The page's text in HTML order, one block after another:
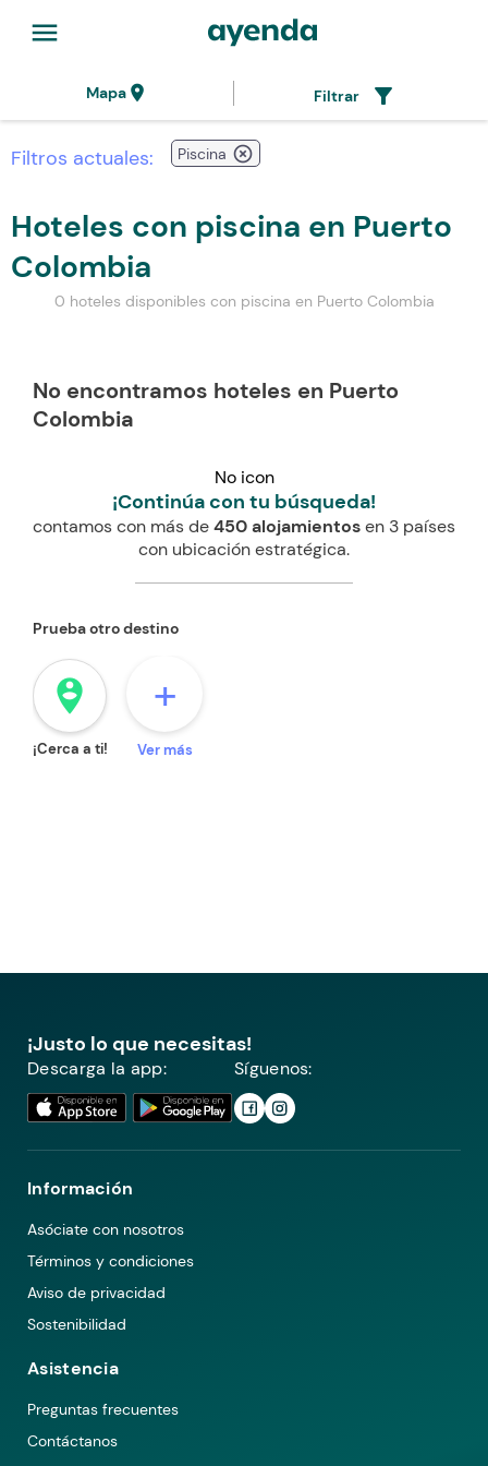
menu
Mapalocation_on Filtrar filter_alt
Filtros actuales: Piscina highlight_off
Hoteles con piscina en Puerto
Colombia
0 hoteles disponibles con piscina en Puerto Colombia
No encontramos hoteles en Puerto
Colombia
No icon
¡Continúa con tu búsqueda!
contamos con más de450 alojamientosen 3 países
con ubicación estratégica.
Prueba otro destino
person_pin_circle
¡Cerca a ti!
+
Ver más
¡Justo lo que necesitas!
Descarga la app: Síguenos:
Información
Asóciate con nosotros
Términos y condiciones
Aviso de privacidad
Sostenibilidad
Asistencia
Preguntas frecuentes
Contáctanos